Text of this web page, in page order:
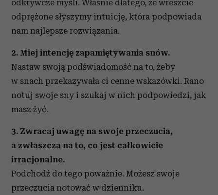
odkrywcze myśli. Właśnie dlatego, że wreszcie
odprężone słyszymy intuicję, która podpowiada
nam najlepsze rozwiązania.
2. Miej intencję zapamiętywania snów.
Nastaw swoją podświadomość na to, żeby
w snach przekazywała ci cenne wskazówki. Rano
notuj swoje sny i szukaj w nich podpowiedzi, jak
masz żyć.
3. Zwracaj uwagę na swoje przeczucia,
a zwłaszcza na to, co jest całkowicie
irracjonalne.
Podchodź do tego poważnie. Możesz swoje
przeczucia notować w dzienniku.